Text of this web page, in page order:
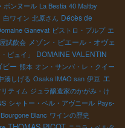
ボンヌール La Bestia 40 Maltby
ワイン 北原さん Décès de
Ganevat ビストロ・プルプ エ
試飲会 メゾン・ピエール・オヴェ
ピュイ」
DOMAINE VALENTIN
ビー 熊本 オン・サンバ・レ・クイー
湊しげる Osaka IMAO san 伊豆 エ
ティム ジュラ醸造家のかがみ・け
シャトー・ベル・アヴニール Pays-
Bourgone Blanc ワインの歴史